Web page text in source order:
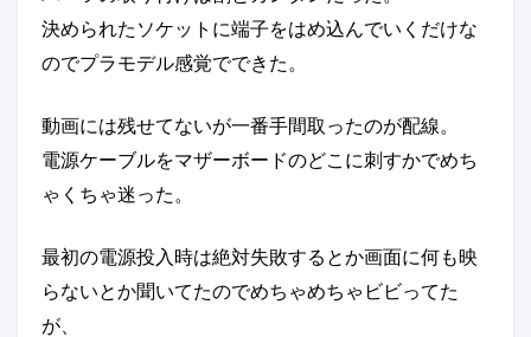
決められたソケットに端子をはめ込んでいくだけな
のでプラモデル感覚でできた。
動画には残せてないが一番手間取ったのが配線。
電源ケーブルをマザーボードのどこに刺すかでめち
ゃくちゃ迷った。
最初の電源投入時は絶対失敗するとか画面に何も映
らないとか聞いてたのでめちゃめちゃビビってた
が、